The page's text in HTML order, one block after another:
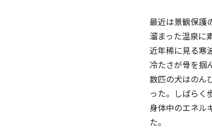
最近は景観保護
溜まった温泉に
近年稀に見る寒
冷たさが骨を掴
数匹の犬はのん
った。しばらく
身体中のエネル
た。